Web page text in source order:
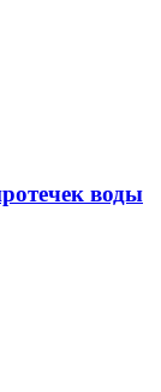
воды